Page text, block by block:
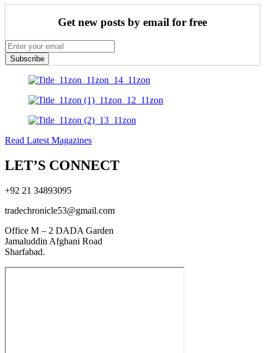
Get new posts by email for free
Subscribe
Read Latest Magazines
LET’S CONNECT
+92 21 34893095
tradechronicle53@gmail.com
Office M – 2 DADA Garden
Jamaluddin Afghani Road
Sharfabad.